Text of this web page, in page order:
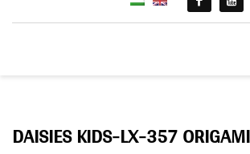
DAISIES KIDS-LX-357